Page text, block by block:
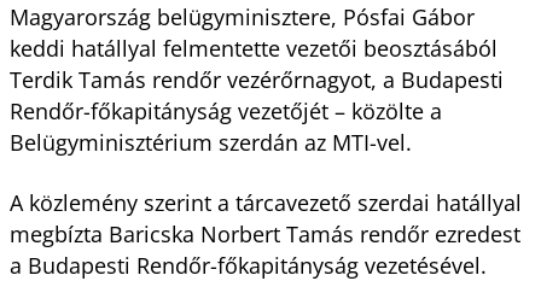
Magyarország belügyminisztere, Pósfai Gábor
keddi hatállyal felmentette vezetői beosztásából
Terdik Tamás rendőr vezérőrnagyot, a Budapesti
Rendőr-főkapitányság vezetőjét – közölte a
Belügyminisztérium szerdán az MTI-vel.
A közlemény szerint a tárcavezető szerdai hatállyal
megbízta Baricska Norbert Tamás rendőr ezredest
a Budapesti Rendőr-főkapitányság vezetésével.